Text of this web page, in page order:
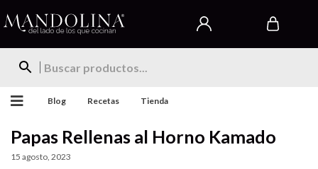
Blog Recetas Tienda
Papas Rellenas al Horno Kamado
15 agosto, 2023